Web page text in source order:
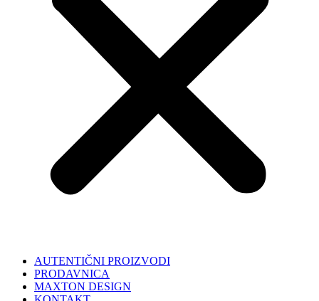
AUTENTIČNI PROIZVODI
PRODAVNICA
MAXTON DESIGN